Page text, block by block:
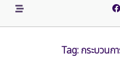
Tag: กระบวนก